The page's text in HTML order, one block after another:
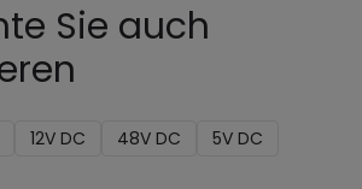
Sie auch
12V DC 48V DC
5V DC